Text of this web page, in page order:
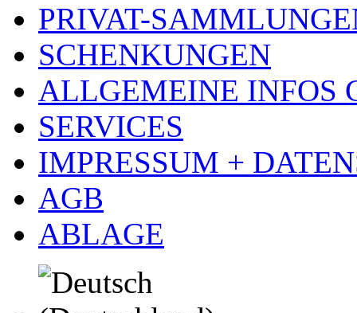
PRIVAT-
SCHENKUNGEN
ALLGEMEINE INFOS
SERVICES
IMPRESSUM +
AGB
ABLAGE